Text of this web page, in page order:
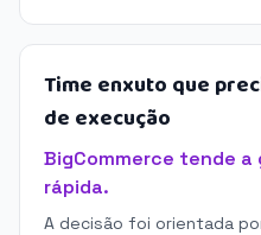
Time enxuto que
de execução
BigCommerce tende
rápida.
A decisão foi orientada